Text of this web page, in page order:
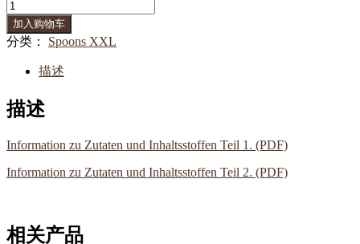
加入购物车
分类： Spoons XXL
描述
描述
Information zu Zutaten und Inhaltsstoffen Teil 1. (PDF)
Information zu Zutaten und Inhaltsstoffen Teil 2. (PDF)
相关产品